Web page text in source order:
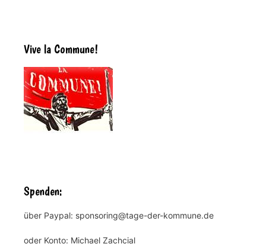
Vive la Commune!
Spenden:
über Paypal: sponsoring@tage-der-kommune.de
oder Konto: Michael Zachcial